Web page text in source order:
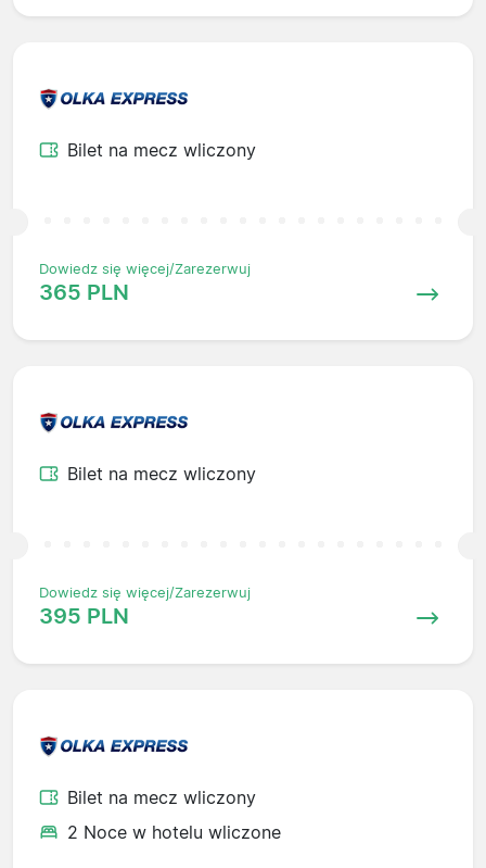
Bilet na mecz wliczony
Dowiedz się więcej/Zarezerwuj
365 PLN
Bilet na mecz wliczony
Dowiedz się więcej/Zarezerwuj
395 PLN
Bilet na mecz wliczony
2 Noce w hotelu wliczone